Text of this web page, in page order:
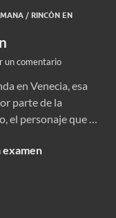
/ RINCÓN EN
un comentario
en Venecia, esa
parte de la
el personaje que …